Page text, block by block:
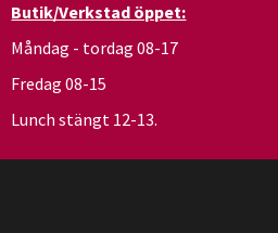
Butik/Verkstad öppet:
Måndag - tordag 08-17
Fredag 08-15
Lunch stängt 12-13.